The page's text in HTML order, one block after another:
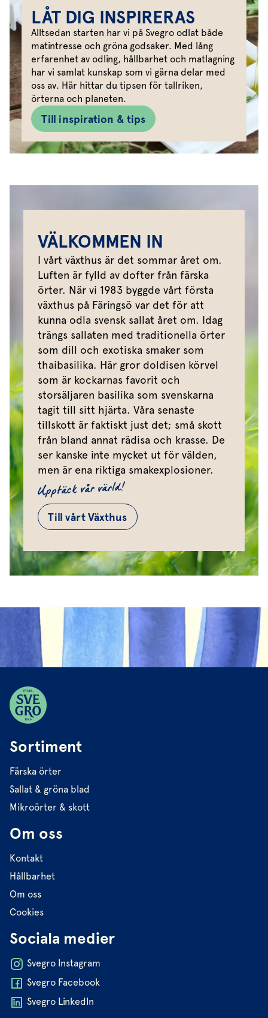
LÅT DIG INSPIRERAS
Alltsedan starten har vi på Svegro odlat både
matintresse och gröna godsaker. Med lång
erfarenhet av odling, hållbarhet och matlagning
har vi samlat kunskap som vi gärna delar med
oss av. Här hittar du tipsen för tallriken,
örterna och planeten.
Till inspiration & tips
VÄLKOMMEN IN
I vårt växthus är det sommar året om.
Luften är fylld av dofter från färska
örter. När vi 1983 byggde vårt första
växthus på Färingsö var det för att
kunna odla svensk sallat året om. Idag
trängs sallaten med traditionella örter
som dill och exotiska smaker som
thaibasilika. Här gror doldisen körvel
som är kockarnas favorit och
storsäljaren basilika som svenskarna
tagit till sitt hjärta. Våra senaste
tillskott är faktiskt just det; små skott
från bland annat rädisa och krasse. De
ser kanske inte mycket ut för välden,
men är ena riktiga smakexplosioner.
Upptäck vår värld!
Till vårt Växthus
Sortiment
Färska örter
Sallat & gröna blad
Mikroörter & skott
Om oss
Kontakt
Hållbarhet
Om oss
Cookies
Sociala medier
Svegro Instagram
Svegro Facebook
Svegro LinkedIn